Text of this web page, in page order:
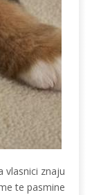
vlasnici znaju
te pasmine